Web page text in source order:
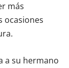
más
ocasiones
a su hermano